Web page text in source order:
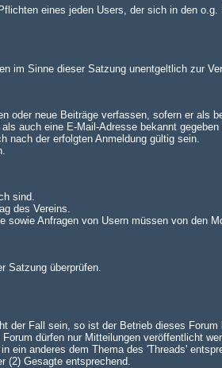
eines jeden Users, der sich in den
im Sinne dieser Satzung unentgeltlich zur
neue Beiträge verfassen, sofern er als
auch eine E-Mail-Adresse bekannt gegeben
nach der erfolgten Anmeldung gültig sein.
sind.
des Vereins.
Anfragen von Usern müssen von den
Satzung überprüfen.
Fall sein, so ist der Betrieb dieses Forum
dürfen nur Mitteilungen veröffentlicht
ein anderes dem Thema des 'Threads'
(2) Gesagte entsprechend.